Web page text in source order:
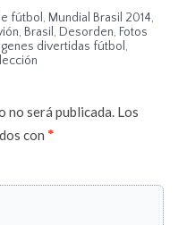
fútbol, Mundial Brasil 2014,
, Brasil, Desorden, Fotos
divertidas fútbol,
no será publicada. Los
con*